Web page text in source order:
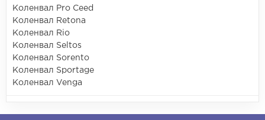
Коленвал Pro Ceed
Коленвал Retona
Коленвал Rio
Коленвал Seltos
Коленвал Sorento
Коленвал Sportage
Коленвал Venga